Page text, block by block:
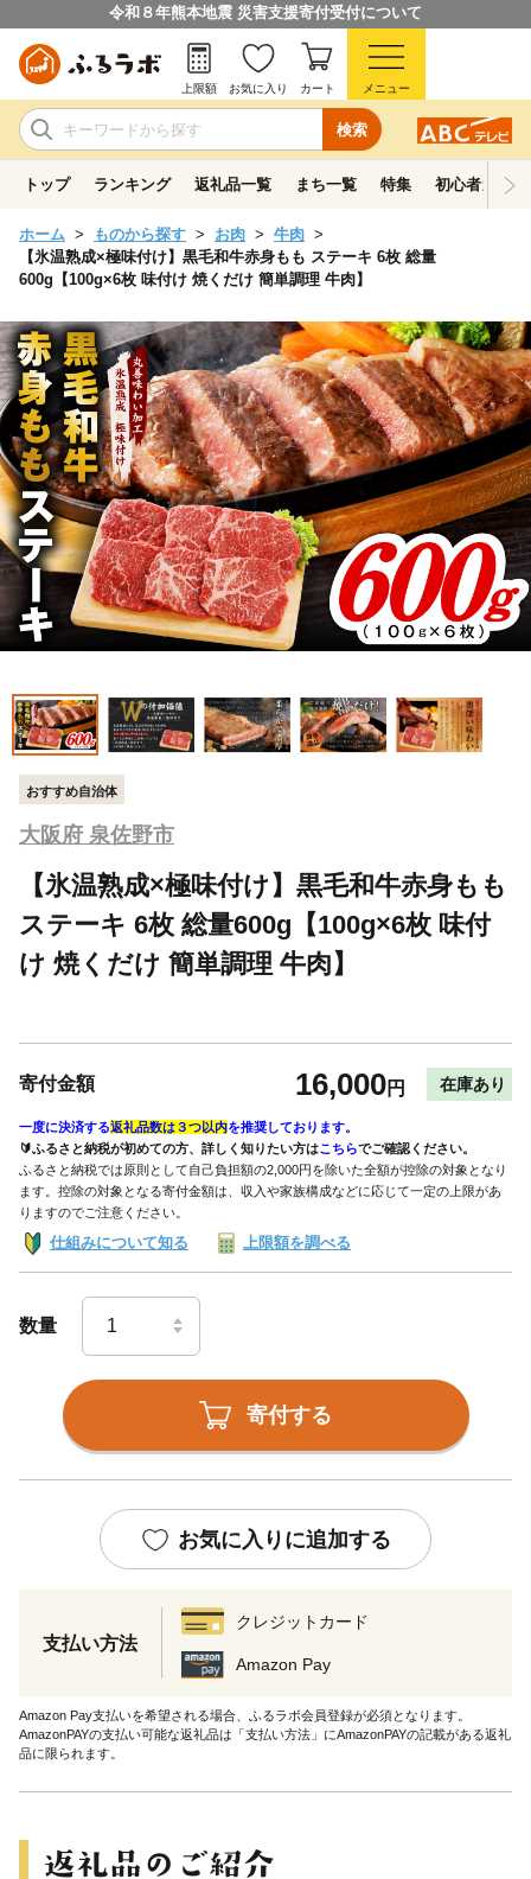
令和８年熊本地震 災害支援寄付受付について
検索
上限額 お気に入り カート メニュー
トップ ランキング 返礼品一覧 まち一覧 特集 初心者ガイド
ホーム ものから探す お肉
牛肉
【氷温熟成×極味付け】黒毛和牛赤身もも ステーキ 6枚 総量
600g【100g×6枚 味付け 焼くだけ 簡単調理 牛肉】
おすすめ自治体
大阪府 泉佐野市
【氷温熟成×極味付け】黒毛和牛赤身もも
ステーキ 6枚 総量600g【100g×6枚 味付
け 焼くだけ 簡単調理 牛肉】
寄付金額 16,000円 在庫あり
一度に決済する返礼品数は３つ以内を推奨しております。
🔰ふるさと納税が初めての方、詳しく知りたい方はこちらでご確認ください。
ふるさと納税では原則として自己負担額の2,000円を除いた全額が控除の対象となり
ます。控除の対象となる寄付金額は、収入や家族構成などに応じて一定の上限があ
りますのでご注意ください。
仕組みについて知る 上限額を調べる
数量
寄付する
お気に入りに追加する
支払い方法
クレジットカード
Amazon Pay
Amazon Pay支払いを希望される場合、ふるラボ会員登録が必須となります。
AmazonPAYの支払い可能な返礼品は「支払い方法」にAmazonPAYの記載がある返礼
品に限られます。